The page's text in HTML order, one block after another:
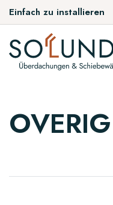
Einfach zu installieren
OVERIG